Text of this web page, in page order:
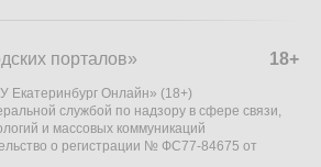
18+
порталов»
Екатеринбург Онлайн» (18+)
службой по надзору в сфере связи,
и массовых коммуникаций
о регистрации № ФС77-84675 от